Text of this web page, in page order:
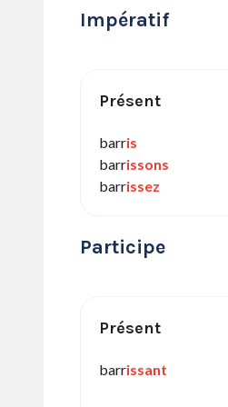
Impératif
Présent
barris
barrissons
barrissez
Participe
Présent
barrissant